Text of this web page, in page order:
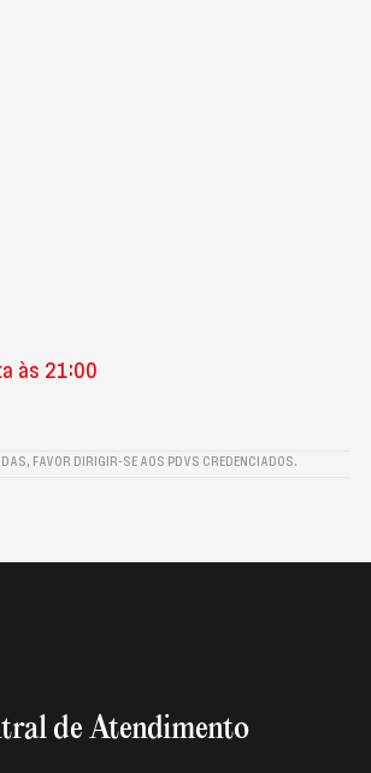
às 21:00
FAVOR DIRIGIR-SE AOS PDVS CREDENCIADOS.
de Atendimento